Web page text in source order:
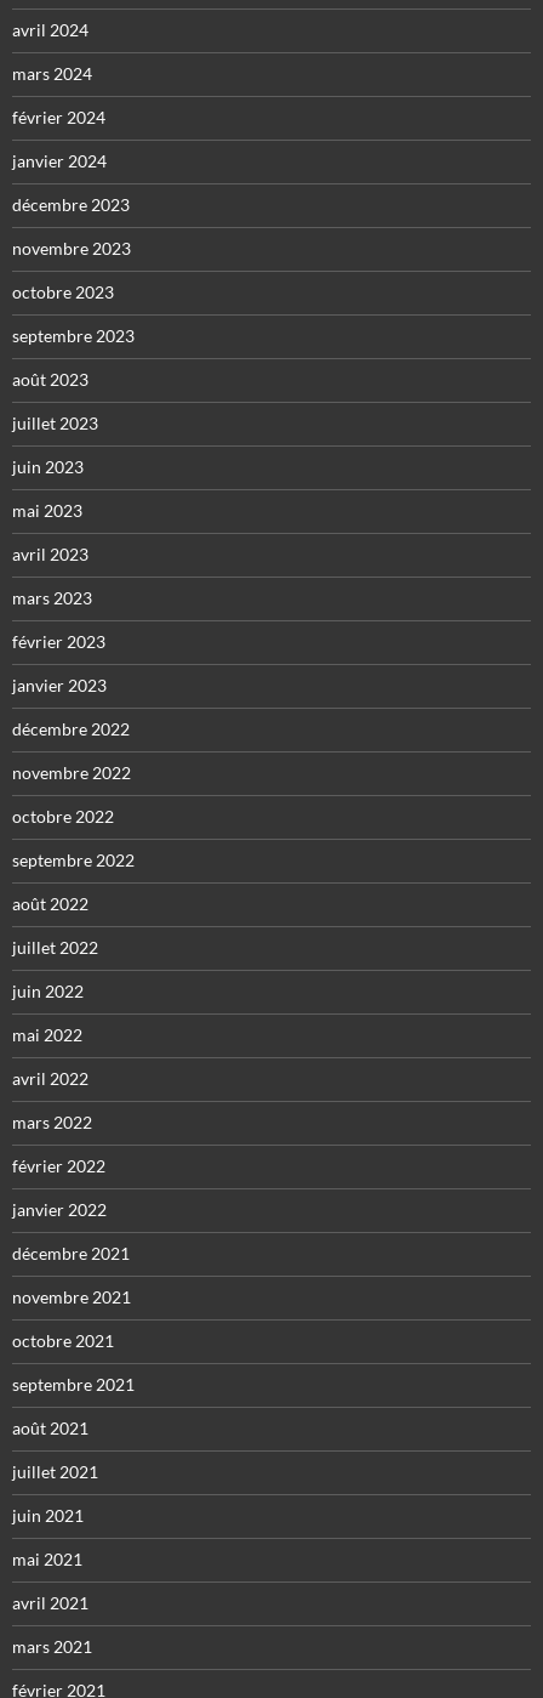
avril 2024
mars 2024
février 2024
janvier 2024
décembre 2023
novembre 2023
octobre 2023
septembre 2023
août 2023
juillet 2023
juin 2023
mai 2023
avril 2023
mars 2023
février 2023
janvier 2023
décembre 2022
novembre 2022
octobre 2022
septembre 2022
août 2022
juillet 2022
juin 2022
mai 2022
avril 2022
mars 2022
février 2022
janvier 2022
décembre 2021
novembre 2021
octobre 2021
septembre 2021
août 2021
juillet 2021
juin 2021
mai 2021
avril 2021
mars 2021
février 2021